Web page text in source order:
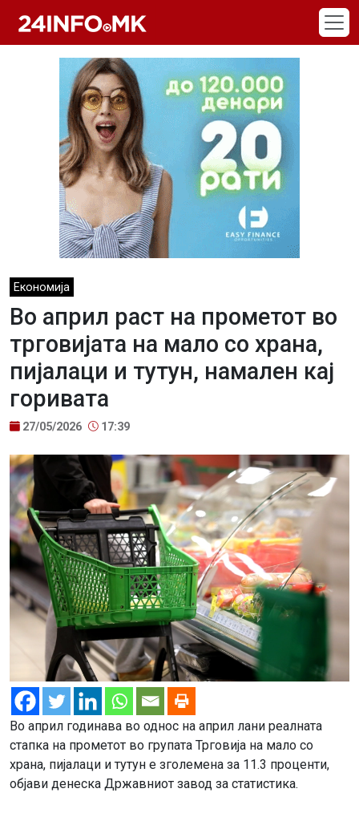
Економија
Во април раст на прометот во
трговијата на мало со храна,
пијалаци и тутун, намален кај
горивата
27/05/2026 17:39
Во април годинава во однос на април лани реалната
стапка на прометот во групата Трговија на мало со
храна, пијалаци и тутун е зголемена за 11.3 проценти,
објави денеска Државниот завод за статистика.